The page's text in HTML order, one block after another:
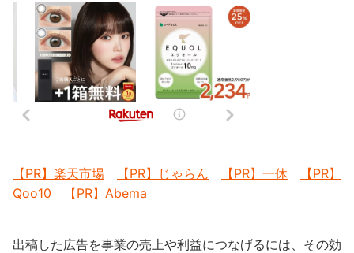
【PR】楽天市場 【PR】じゃらん 【PR】一休
【PR】
Qoo10
【PR】Abema
出稿した広告を事業の売上や利益につなげるには、その効